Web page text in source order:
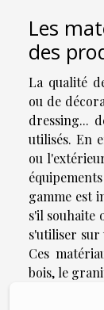
Les
des
La qualité
ou de
dressing...
utilisés. En
ou
gamme est
s'il souhaite
s'utiliser sur
Ces
bois, le